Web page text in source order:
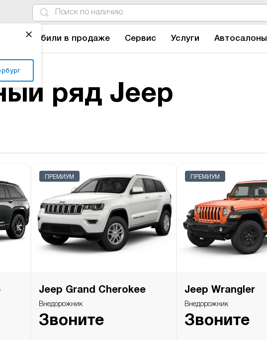
Автомобили в продаже Сервис Услуги Автосалоны
ряд Jeep
ПРЕМИУМ
Jeep Grand Cherokee
Внедорожник
Звоните
ПРЕМИУМ
Jeep Wrangler
Внедорожник
Звоните